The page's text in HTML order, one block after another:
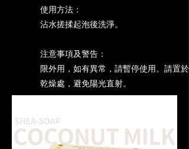
使用方法：
沾水搓揉起泡後洗淨。
注意事項及警告：
限外用，如有異常，請暫停使用。請置於
乾燥處，避免陽光直射。